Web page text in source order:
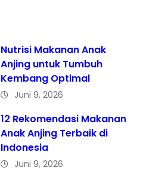
Nutrisi Makanan Anak
Anjing untuk Tumbuh
Kembang Optimal
Juni 9, 2026
12 Rekomendasi Makanan
Anak Anjing Terbaik di
Indonesia
Juni 9, 2026